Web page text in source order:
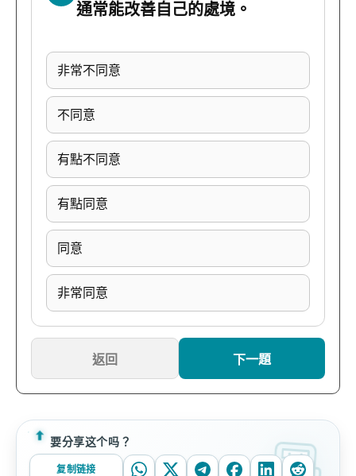
通常能改善自己的處境。
非常不同意
不同意
有點不同意
有點同意
同意
非常同意
返回 下一題
要分享这个吗？
复制链接